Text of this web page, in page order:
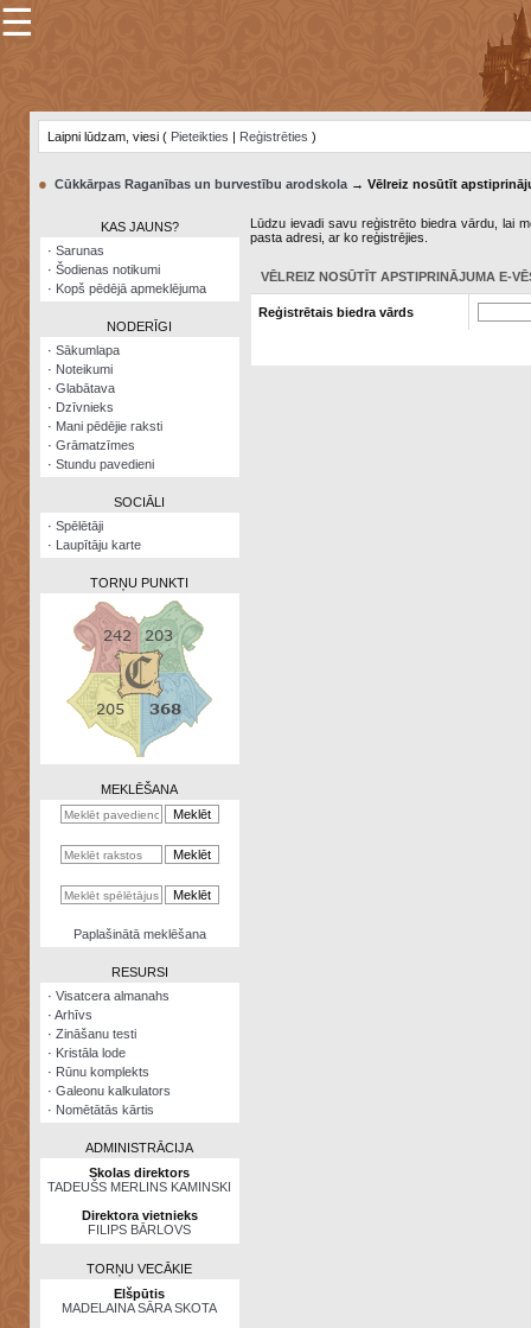
×
Šodienas
notikumi
Visatcera
almanahs
Arhīvs
Zināšanu
kalkulators
Nomētātās
☰
Laipni lūdzam, viesi ( Pieteikties | Reģistrēties )
● Cūkkārpas Raganības un burvestību arodskola→ Vēlreiz nosūtīt
KAS JAUNS?
· Sarunas
· Šodienas notikumi
· Kopš pēdējā apmeklējuma
NODERĪGI
· Sākumlapa
· Noteikumi
· Glabātava
· Dzīvnieks
· Mani pēdējie raksti
· Grāmatzīmes
· Stundu pavedieni
SOCIĀLI
· Spēlētāji
· Laupītāju karte
TORŅU PUNKTI
MEKLĒŠANA
Paplašinātā meklēšana
RESURSI
· Visatcera almanahs
· Arhīvs
· Zināšanu testi
· Kristāla lode
· Rūnu komplekts
· Galeonu kalkulators
· Nomētātās kārtis
ADMINISTRĀCIJA
Skolas direktors
TADEUŠS MERLINS KAMINSKI
Direktora vietnieks
FILIPS BĀRLOVS
TORŅU VECĀKIE
Elšpūtis
MADELAINA SĀRA SKOTA
Lūdzu ievadi savu reģistrēto biedra vārdu, lai
pasta adresi, ar ko reģistrējies.
VĒLREIZ NOSŪTĪT APSTIPRINĀJUMA E-
Reģistrētais biedra vārds